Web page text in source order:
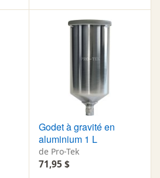
Godet à gravité en
aluminium 1 L
de Pro-Tek
71,95 $